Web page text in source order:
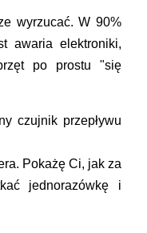
wyrzucać. W 90%
awaria elektroniki,
po prostu "się
czujnik przepływu
Pokażę Ci, jak za
jednorazówkę i